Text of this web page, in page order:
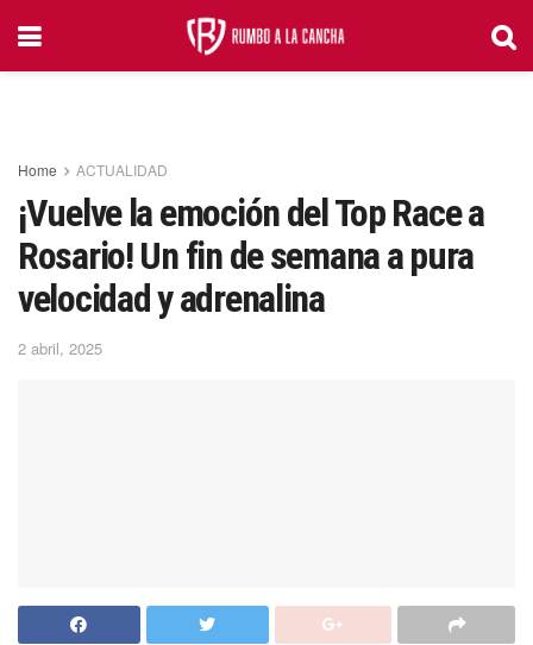
Home ACTUALIDAD
¡Vuelve la emoción del Top Race a
Rosario! Un fin de semana a pura
velocidad y adrenalina
2 abril, 2025